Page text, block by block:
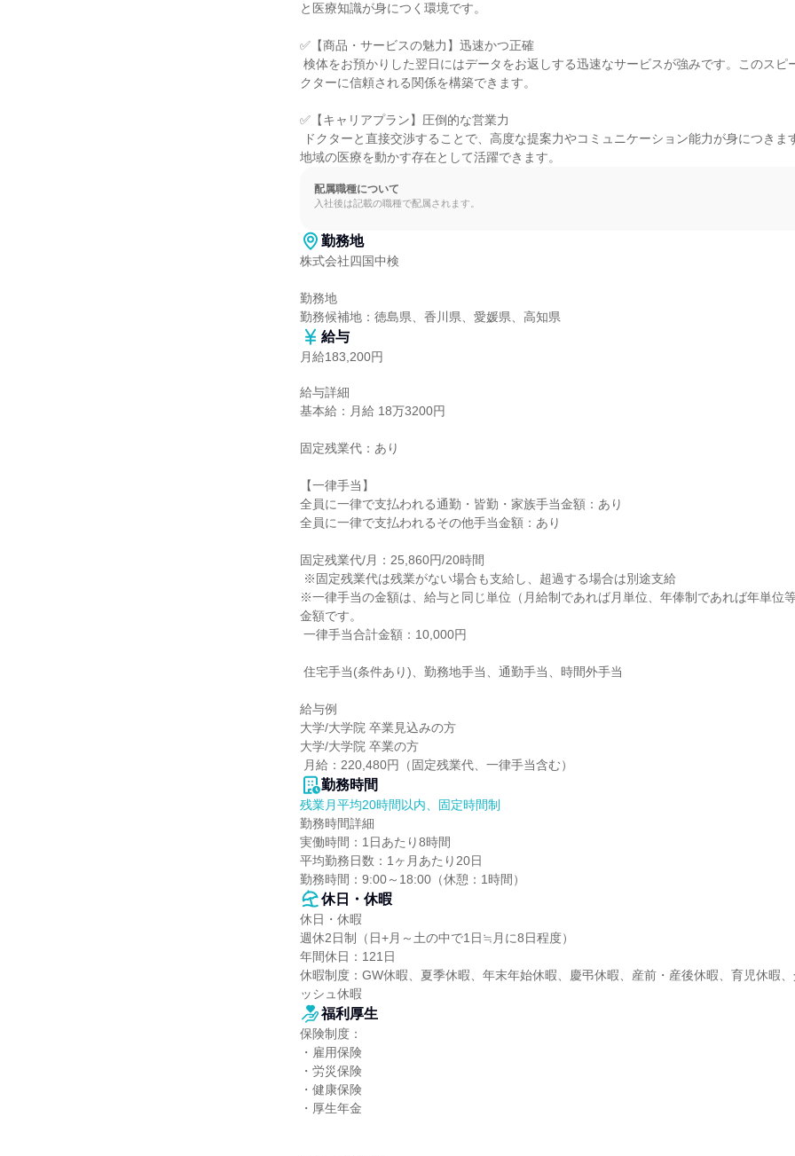
と医療知識が身につく環境です。
✅【商品・サービスの魅力】迅速かつ正確
クターに信頼される関係を構築できます。
✅【キャリアプラン】圧倒的な営業力
地域の医療を動かす存在として活躍できます。
配属職種について
入社後は記載の職種で配属されます。
勤務地
株式会社四国中検
勤務地
勤務候補地：徳島県、香川県、愛媛県、高知県
給与
月給183,200円
給与詳細
基本給：月給 18万3200円
固定残業代：あり
【一律手当】
全員に一律で支払われる通勤・皆勤・家族手当金額：あり
全員に一律で支払われるその他手当金額：あり
固定残業代/月：25,860円/20時間
※一律手当の金額は、給与と同じ単位（月給制であれば月単位、年俸制であれば年単位
金額です。
給与例
大学/大学院 卒業見込みの方
大学/大学院 卒業の方
月給：220,480円（固定残業代、一律手当含む）
勤務時間
残業月平均20時間以内、固定時間制
勤務時間詳細
実働時間：1日あたり8時間
平均勤務日数：1ヶ月あたり20日
勤務時間：9:00～18:00（休憩：1時間）
休日・休暇
休日・休暇
週休2日制（日+月～土の中で1日≒月に8日程度）
年間休日：121日
休暇制度：GW休暇、夏季休暇、年末年始休暇、慶弔休暇、産前・産後休暇、育児休暇
ッシュ休暇
福利厚生
保険制度：
・雇用保険
・労災保険
・健康保険
・厚生年金